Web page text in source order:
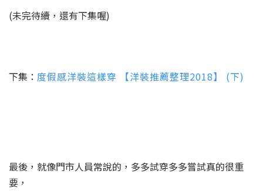
(未完待續，還有下集喔)
下集： 度假感洋裝這樣穿 【洋裝推薦整理2018】 (下)
最後，就像門市人員常說的，多多試穿多多嘗試真的很重
要，